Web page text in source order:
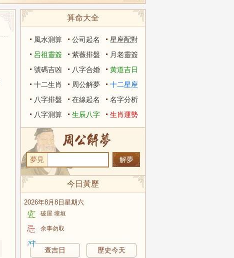
算命大全
風水測算 公司起名
星座配對
呂祖靈簽
紫薇排盤
月老靈簽
號碼吉凶
八字合婚
黃道吉日
十二生肖
周公解夢
十二星座
八字排盤
在線起名
名字分析
八字測算
生辰八字 生肖運勢
夢見
今日黃歷
2026年8月8日星期六
破屋 壞垣
余事勿取
查吉日 歷史今天